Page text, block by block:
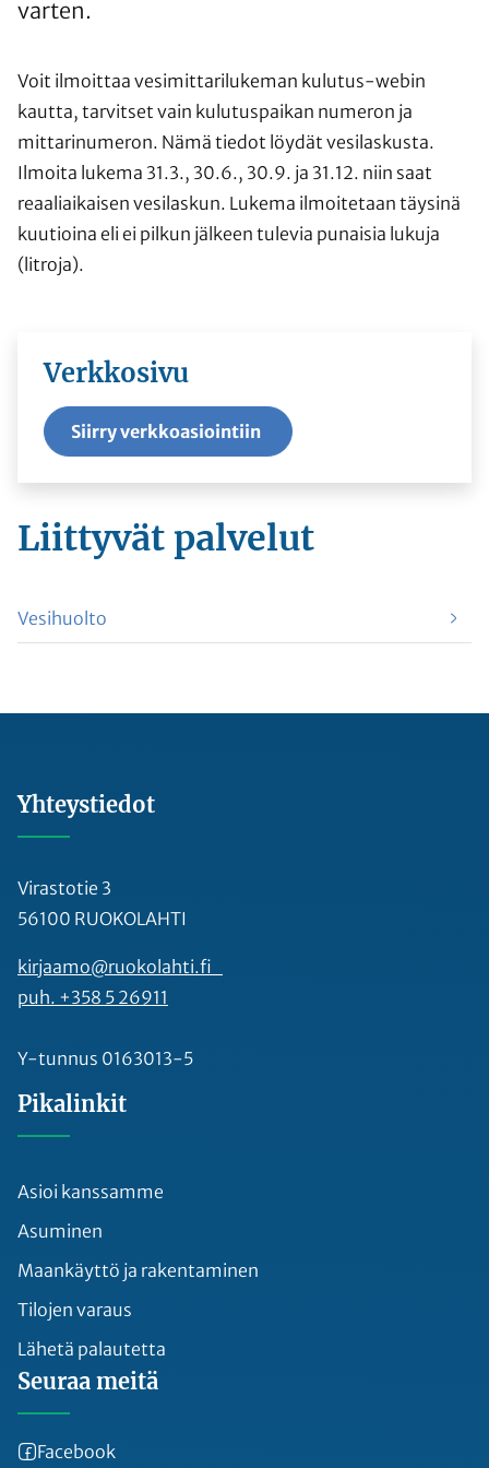
varten.
Voit ilmoittaa vesimittarilukeman kulutus-webin
kautta, tarvitset vain kulutuspaikan numeron ja
mittarinumeron. Nämä tiedot löydät vesilaskusta.
Ilmoita lukema 31.3., 30.6., 30.9. ja 31.12. niin saat
reaaliaikaisen vesilaskun. Lukema ilmoitetaan täysinä
kuutioina eli ei pilkun jälkeen tulevia punaisia lukuja
(litroja).
Verkkosivu
Siirry verkkoasiointiin
Liittyvät palvelut
Vesihuolto
Yhteystiedot
Virastotie 3
56100 RUOKOLAHTI
kirjaamo@ruokolahti.fi
puh. +358 5 26911
Y-tunnus 0163013-5
Pikalinkit
Asioi kanssamme
Asuminen
Maankäyttö ja rakentaminen
Tilojen varaus
Lähetä palautetta
Seuraa meitä
Facebook